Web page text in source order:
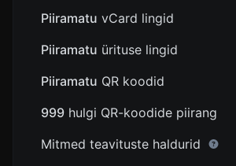
Piiramatu vCard lingid
Piiramatu ürituse lingid
Piiramatu QR koodid
999 hulgi QR-koodide piirang
Mitmed teavituste haldurid